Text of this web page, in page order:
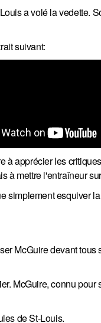
a volé la vedette.
suivant:
à apprécier les
à mettre l'entraîneur
simplement esquiver
McGuire devant
McGuire, connu
de St-Louis.